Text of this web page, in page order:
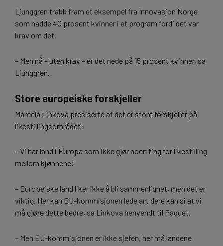
Ljunggren trakk fram et eksempel fra Innovasjon Norge
som hadde 40 prosent kvinner i et program fordi det var
krav om det.
– Men nå – uten krav – er det nede på 15 prosent kvinner, sa
Ljunggren.
Store europeiske forskjeller
Marcela Linkova presiserte at det er store forskjeller på
likestillingsområdet:
– Vi har land i Europa som ikke gjør noen ting for likestilling
mellom kjønnene!
– Europeiske land liker ikke å bli sammenlignet, men det er
viktig. Her kan EU-kommisjonen lede an, dere kan si at vi
må gjøre dette bedre, sa Linkova henvendt til Paquet.
– Men EU-kommisjonen er ikke sjefen, her må landene